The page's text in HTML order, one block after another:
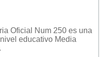
Oficial Num 250 es una
educativo Media
.